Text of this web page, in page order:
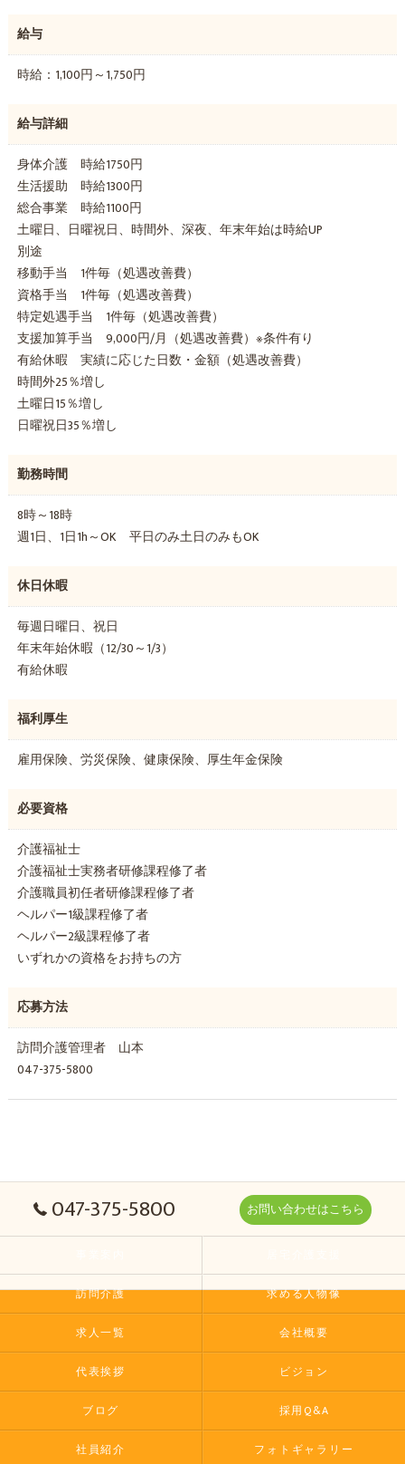
給与
時給：1,100円～1,750円
給与詳細
身体介護 時給1750円
生活援助 時給1300円
総合事業 時給1100円
土曜日、日曜祝日、時間外、深夜、年末年始は時給UP
別途
移動手当 1件毎（処遇改善費）
資格手当 1件毎（処遇改善費）
特定処遇手当 1件毎（処遇改善費）
支援加算手当 9,000円/月（処遇改善費）※条件有り
有給休暇 実績に応じた日数・金額（処遇改善費）
時間外25％増し
土曜日15％増し
日曜祝日35％増し
勤務時間
8時～18時
週1日、1日1h～OK 平日のみ土日のみもOK
休日休暇
毎週日曜日、祝日
年末年始休暇（12/30～1/3）
有給休暇
福利厚生
雇用保険、労災保険、健康保険、厚生年金保険
必要資格
介護福祉士
介護福祉士実務者研修課程修了者
介護職員初任者研修課程修了者
ヘルパー1級課程修了者
ヘルパー2級課程修了者
いずれかの資格をお持ちの方
応募方法
訪問介護管理者 山本
047-375-5800
047-375-5800 お問い合わせはこちら
訪問介護 求める人物像
求人一覧 会社概要
代表挨拶 ビジョン
ブログ 採用Q&A
社員紹介 フォトギャラリー